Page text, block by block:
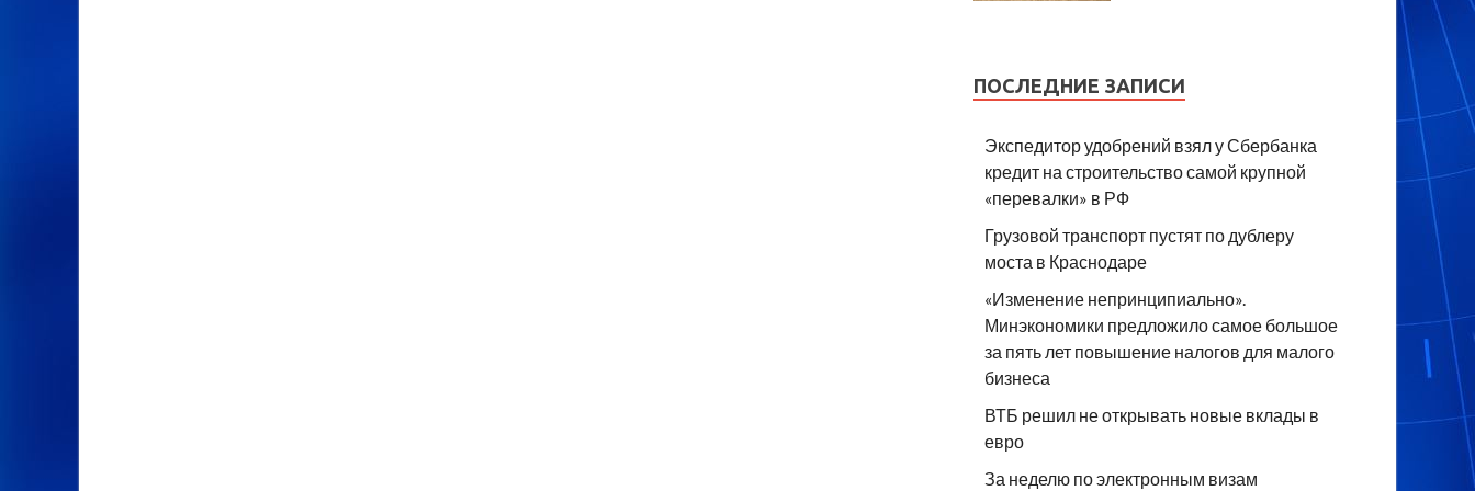
ПОСЛЕДНИЕ ЗАПИСИ
Экспедитор удобрений взял у Сбербанка
кредит на строительство самой крупной
«перевалки» в РФ
Грузовой транспорт пустят по дублеру
моста в Краснодаре
«Изменение непринципиально».
Минэкономики предложило самое большое
за пять лет повышение налогов для малого
бизнеса
ВТБ решил не открывать новые вклады в
евро
За неделю по электронным визам